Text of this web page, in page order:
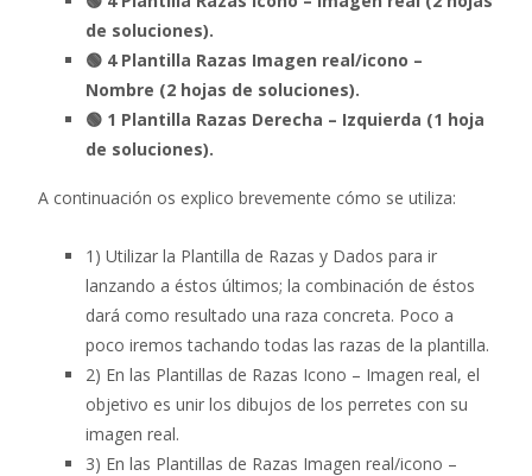
de soluciones).
🟢 4 Plantilla Razas Imagen real/icono –
Nombre (2 hojas de soluciones).
🟢 1 Plantilla Razas Derecha – Izquierda (1 hoja
de soluciones).
A continuación os explico brevemente cómo se utiliza:
1) Utilizar la Plantilla de Razas y Dados para ir
lanzando a éstos últimos; la combinación de éstos
dará como resultado una raza concreta. Poco a
poco iremos tachando todas las razas de la plantilla.
2) En las Plantillas de Razas Icono – Imagen real, el
objetivo es unir los dibujos de los perretes con su
imagen real.
3) En las Plantillas de Razas Imagen real/icono –